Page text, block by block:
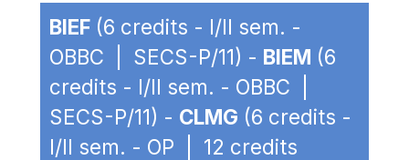
BIEF (6 credits - I/II sem. -
OBBC | SECS-P/11) - BIEM (6
credits - I/II sem. - OBBC |
SECS-P/11) - CLMG (6 credits -
I/II sem. - OP | 12 credits